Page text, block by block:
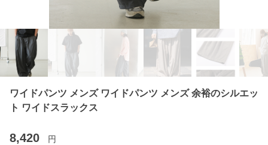
ワイドパンツ メンズ ワイドパンツ メンズ 余裕のシルエッ
ト ワイドスラックス
8,420 円